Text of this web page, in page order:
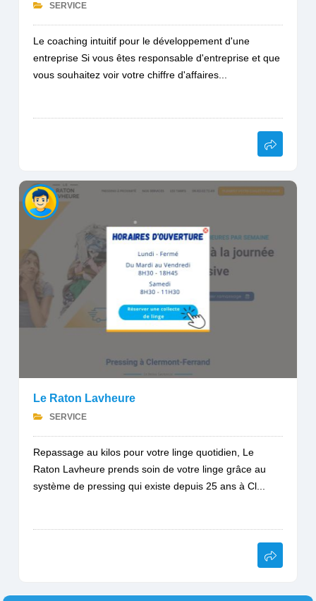
SERVICE
Le coaching intuitif pour le développement d'une
entreprise Si vous êtes responsable d'entreprise et que
vous souhaitez voir votre chiffre d'affaires...
Le Raton Lavheure
SERVICE
Repassage au kilos pour votre linge quotidien, Le
Raton Lavheure prends soin de votre linge grâce au
système de pressing qui existe depuis 25 ans à Cl...